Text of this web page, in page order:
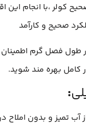
کولر ،با انجام
صحیح و کارآمد
طول فصل گرم
کامل بهره مند شوید.
:
آب تمیز و بدون املاح